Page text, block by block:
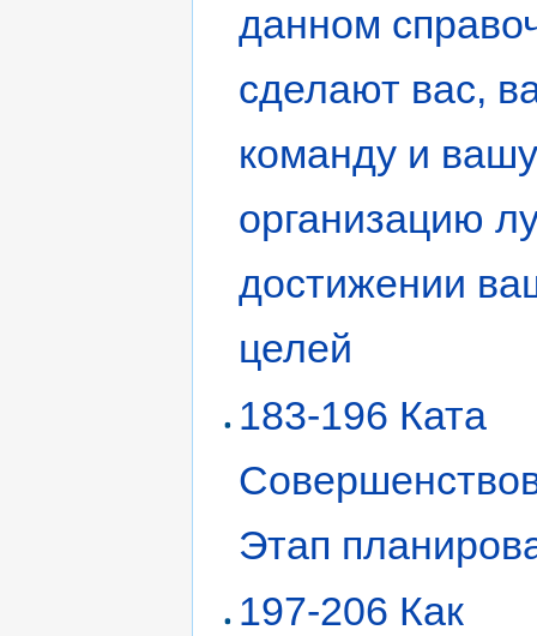
данном
сделают вас,
команду и
организацию
достижении
целей
183-196 Ката
Этап
197-206 Как